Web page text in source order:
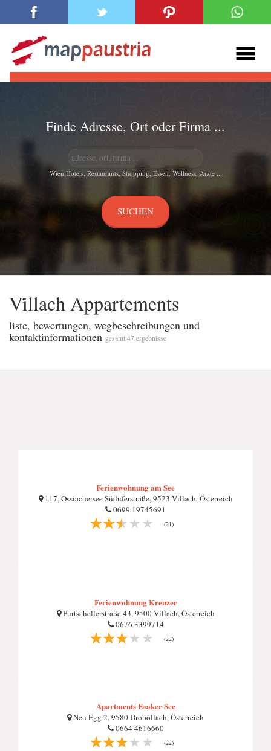
Finde Adresse, Ort oder Firma ...
Wien Hotels, Restaurants, Shopping, Essen, Wellness, Ärzte ...
Vi̇llach Appartements
liste, bewertungen, wegbeschreibungen und
kontaktinformationen gesamt 47 ergebnisse
Ferienwohnung am See
117, Ossiachersee Süduferstraße, 9523 Villach, Österreich
0699 19745691
(21)
Ferienwohnung Kreuzer
Purtschellerstraße 43, 9500 Villach, Österreich
0676 3399714
(22)
Apartments Faaker See
Neu Egg 2, 9580 Drobollach, Österreich
0664 4616660
(22)